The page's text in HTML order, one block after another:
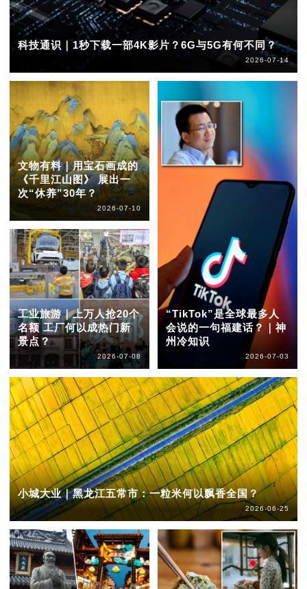
科技通识｜1秒下载一部4K影片？6G与5G有何不同？
2026-07-14
文物有料｜用宝石画成的
《千里江山图》 展出一
次“休养”30年？
2026-07-10
工业旅游｜上万人抢20个
名额 工厂何以成热门新
景点？
2026-07-08
“TikTok”是全球最多人
会说的一句福建话？｜神
州冷知识
2026-07-03
小城大业｜黑龙江五常市：一粒米何以飘香全国？
2026-06-25